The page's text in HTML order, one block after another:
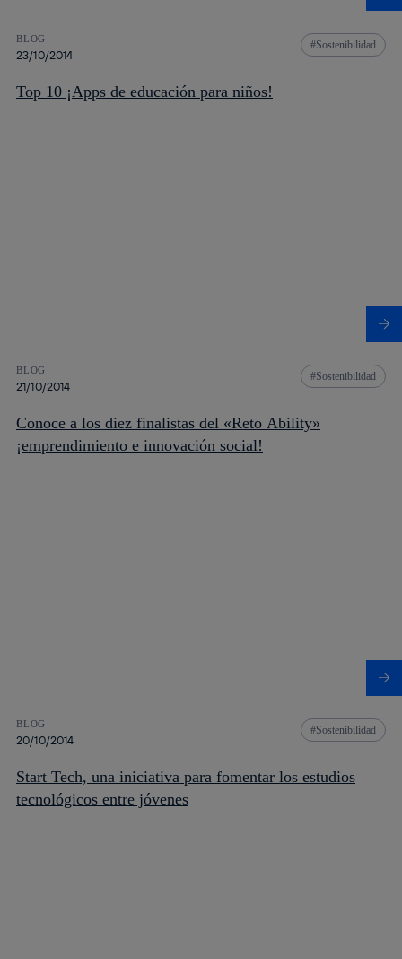
BLOG
23/10/2014
Sostenibilidad
Top 10 ¡Apps de educación para niños!
BLOG
21/10/2014
Sostenibilidad
Conoce a los diez finalistas del «Reto Ability»
¡emprendimiento e innovación social!
BLOG
20/10/2014
Sostenibilidad
Start Tech, una iniciativa para fomentar los estudios
tecnológicos entre jóvenes